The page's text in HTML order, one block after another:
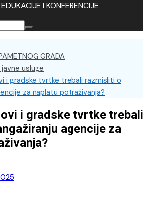
EDUKACIJE I KONFERENCIJE
GRADA
usluge
i gradske tvrtke trebali razmisliti o
za naplatu potraživanja?
i gradske tvrtke trebali
agencije za